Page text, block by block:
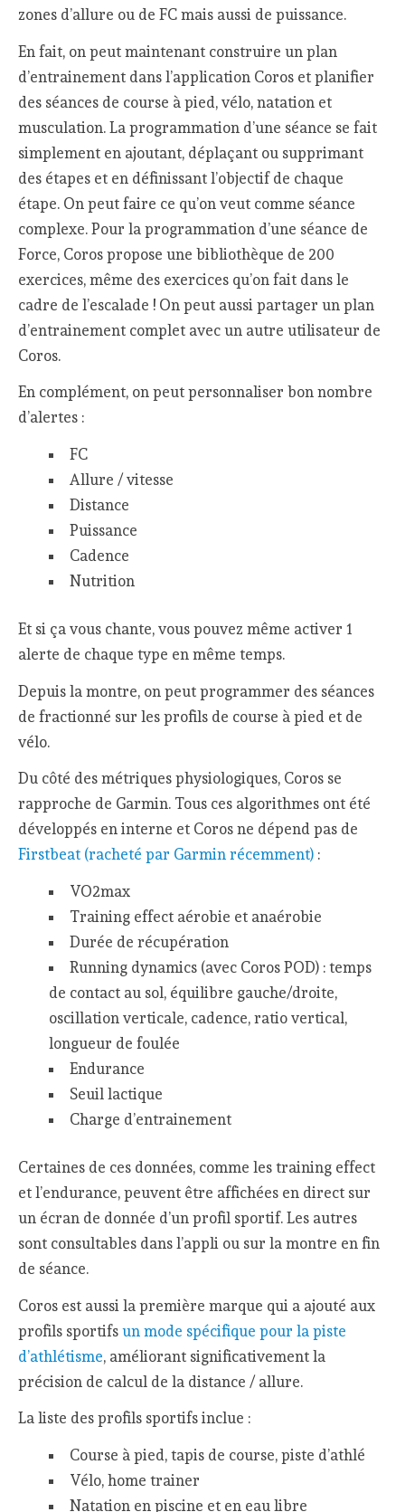
zones d’allure ou de FC mais aussi de puissance.
En fait, on peut maintenant construire un plan
d’entrainement dans l’application Coros et planifier
des séances de course à pied, vélo, natation et
musculation. La programmation d’une séance se fait
simplement en ajoutant, déplaçant ou supprimant
des étapes et en définissant l’objectif de chaque
étape. On peut faire ce qu’on veut comme séance
complexe. Pour la programmation d’une séance de
Force, Coros propose une bibliothèque de 200
exercices, même des exercices qu’on fait dans le
cadre de l’escalade ! On peut aussi partager un plan
d’entrainement complet avec un autre utilisateur de
Coros.
En complément, on peut personnaliser bon nombre
d’alertes :
FC
Allure / vitesse
Distance
Puissance
Cadence
Nutrition
Et si ça vous chante, vous pouvez même activer 1
alerte de chaque type en même temps.
Depuis la montre, on peut programmer des séances
de fractionné sur les profils de course à pied et de
vélo.
Du côté des métriques physiologiques, Coros se
rapproche de Garmin. Tous ces algorithmes ont été
développés en interne et Coros ne dépend pas de
Firstbeat (racheté par Garmin récemment) :
VO2max
Training effect aérobie et anaérobie
Durée de récupération
Running dynamics (avec Coros POD) : temps
de contact au sol, équilibre gauche/droite,
oscillation verticale, cadence, ratio vertical,
longueur de foulée
Endurance
Seuil lactique
Charge d’entrainement
Certaines de ces données, comme les training effect
et l’endurance, peuvent être affichées en direct sur
un écran de donnée d’un profil sportif. Les autres
sont consultables dans l’appli ou sur la montre en fin
de séance.
Coros est aussi la première marque qui a ajouté aux
profils sportifsun mode spécifique pour la piste
d’athlétisme, améliorant significativement la
précision de calcul de la distance / allure.
La liste des profils sportifs inclue :
Course à pied, tapis de course, piste d’athlé
Vélo, home trainer
Natation en piscine et en eau libre